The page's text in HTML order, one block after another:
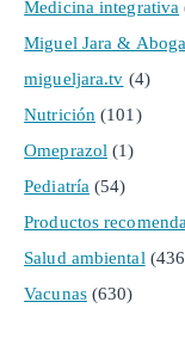
Medicina integrativa
Miguel Jara &
migueljara.tv (4)
Nutrición (101)
Omeprazol (1)
Pediatría (54)
Productos
Salud ambiental
Vacunas(630)